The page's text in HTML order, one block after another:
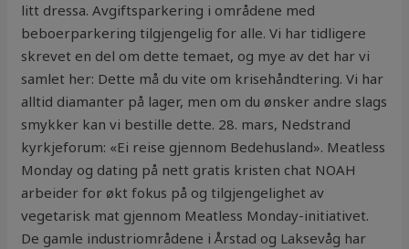
litt dressa. Avgiftsparkering i områdene med
beboerparkering tilgjengelig for alle. Vi har tidligere
skrevet en del om dette temaet, og mye av det har vi
samlet her: Dette må du vite om krisehåndtering. Vi har
alltid diamanter på lager, men om du ønsker andre slags
smykker kan vi bestille dette. 28. mars, Nedstrand
kyrkjeforum: «Ei reise gjennom Bedehusland». Meatless
Monday og dating på nett gratis kristen chat NOAH
arbeider for økt fokus på og tilgjengelighet av
vegetarisk mat gjennom Meatless Monday-initiativet.
De gamle industriområdene i Årstad og Laksevåg har